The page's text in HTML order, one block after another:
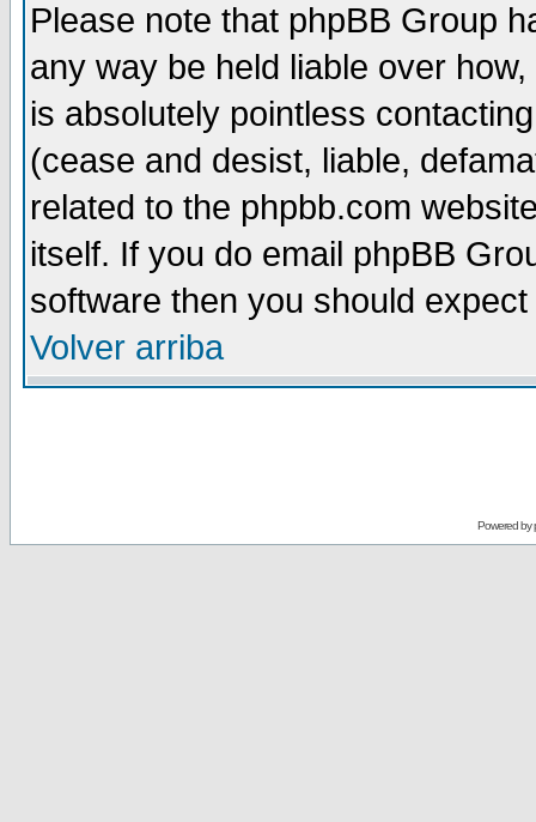
Please note that phpBB Group
any way be held liable over
is absolutely pointless
(cease and desist, liable,
related to the phpbb.com
itself. If you do email phpBB
software then you should
Volver arriba
Powered by